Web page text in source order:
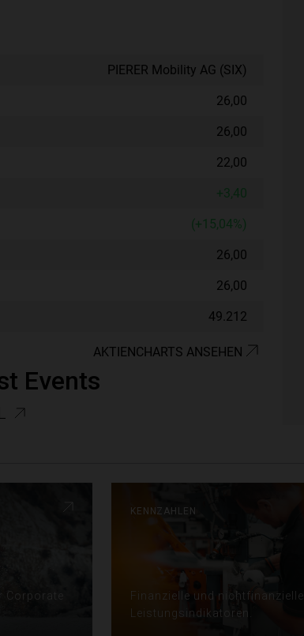
Events
Corporate
kennzahlen
Finanzielle und nichtfinanzielle
Leistungsindikatoren.